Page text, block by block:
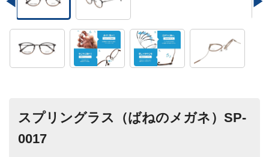
スプリングラス（ばねのメガネ）SP-
0017